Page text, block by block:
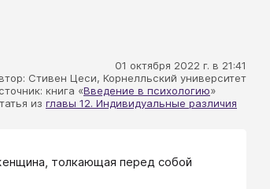
01 октября 2022 г. в 21:41
Стивен Цеси, Корнелльский университет
книга «Введение в психологию»
из главы 12. Индивидуальные различия
толкающая перед собой